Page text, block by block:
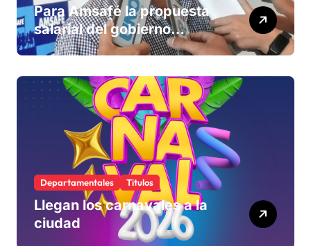
Para Amsafé la propuesta
salarial del gobierno
«queda corta» y el viernes
rechaza
Departamentales Titulos
Llegan los carnavales a la
ciudad